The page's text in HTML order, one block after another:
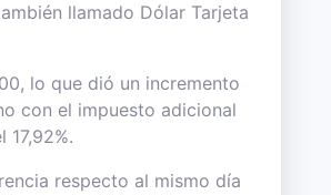
llamado Dólar Tarjeta
lo que dió un incremento
con el impuesto adicional
respecto al mismo día